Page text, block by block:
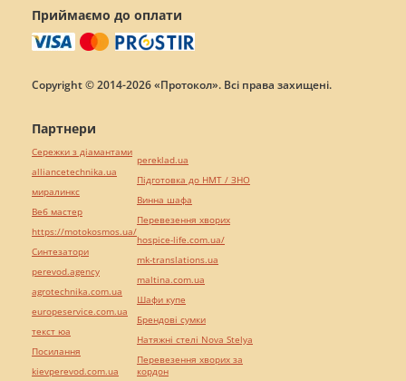
Приймаємо до оплати
Copyright © 2014-2026 «Протокол». Всі права захищені.
Партнери
Сережки з діамантами
alliancetechnika.ua
миралинкс
Веб мастер
https://motokosmos.ua/
Синтезатори
perevod.agency
agrotechnika.com.ua
europeservice.com.ua
текст юа
Посилання
kievperevod.com.ua
pereklad.ua
Підготовка до НМТ / ЗНО
Винна шафа
Перевезення хворих
hospice-life.com.ua/
mk-translations.ua
maltina.com.ua
Шафи купе
Брендові сумки
Натяжні стелі Nova Stelya
Перевезення хворих за
кордон